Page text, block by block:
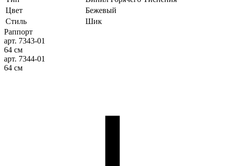
Цвет
Бежевый
Стиль
Шик
Раппорт
арт. 7343-01
64 см
арт. 7344-01
64 см